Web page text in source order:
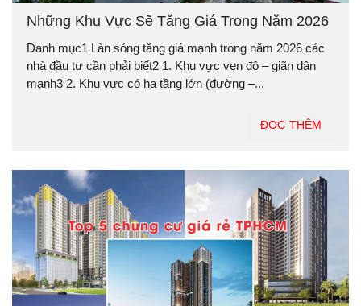
Những Khu Vực Sẽ Tăng Giá Trong Năm 2026
Danh mục1 Làn sóng tăng giá mạnh trong năm 2026 các
nhà đầu tư cần phải biết2 1. Khu vực ven đô – giãn dân
mạnh3 2. Khu vực có hạ tầng lớn (đường –...
ĐỌC THÊM